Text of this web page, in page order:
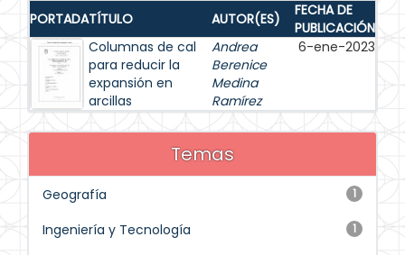
PORTADATÍTULO AUTOR(ES)
FECHA DE
PUBLICACIÓN
Columnas de cal
para reducir la
expansión en
arcillas
Andrea
Berenice
Medina
Ramírez
6-ene-2023
Temas
1
Geografía
1
Ingeniería y Tecnología